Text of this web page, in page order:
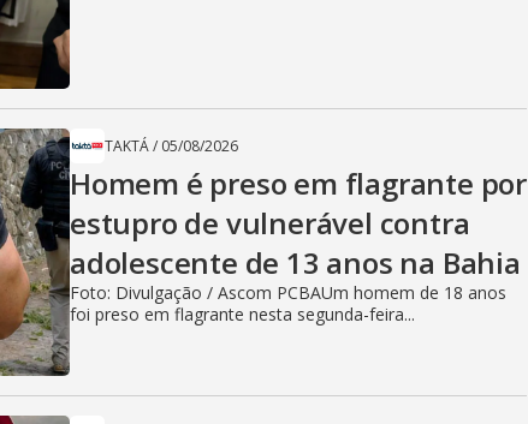
TAKTÁ/ 05/08/2026
Homem é preso em flagrante por
estupro de vulnerável contra
adolescente de 13 anos na Bahia
Foto: Divulgação / Ascom PCBAUm homem de 18 anos
foi preso em flagrante nesta segunda-feira...